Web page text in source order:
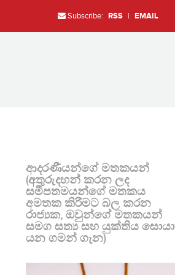
Subscribe: RSS | EMAIL
ආදරණීයන්ගේ මතකයන්
(අතුරුදහන් කරන ලද
සමීපතමයන්ගේ මතකය
අමතක කිරීමට බල කරන
රාජ්‍යක, ඔවුන්ගේ මතකයන්
සමග සත්‍ය සහ යුක්තිය සොයා
යන ගමන් ගැන)